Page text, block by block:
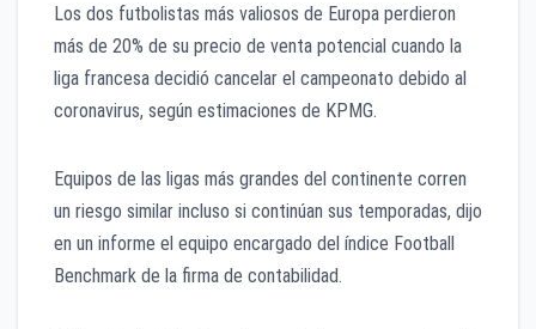
Los dos futbolistas más valiosos de Europa perdieron
más de 20% de su precio de venta potencial cuando la
liga francesa decidió cancelar el campeonato debido al
coronavirus, según estimaciones de KPMG.
Equipos de las ligas más grandes del continente corren
un riesgo similar incluso si continúan sus temporadas, dijo
en un informe el equipo encargado del índice Football
Benchmark de la firma de contabilidad.